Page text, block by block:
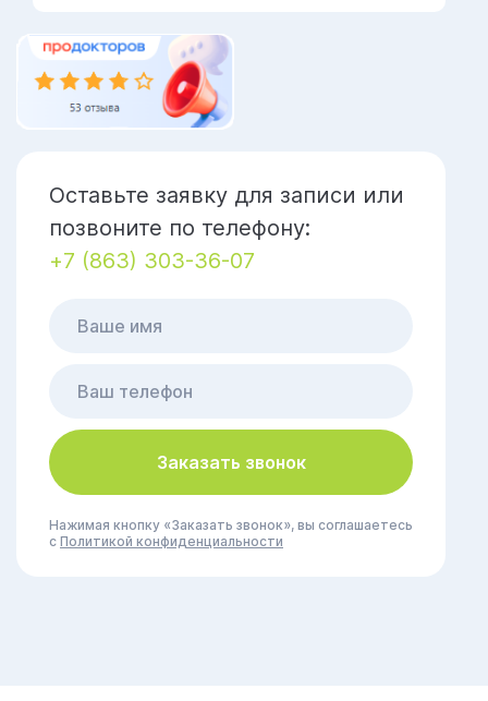
Оставьте заявку для записи или
позвоните по телефону:
+7 (863) 303-36-07
Заказать звонок
Нажимая кнопку «Заказать звонок», вы соглашаетесь
с Политикой конфиденциальности